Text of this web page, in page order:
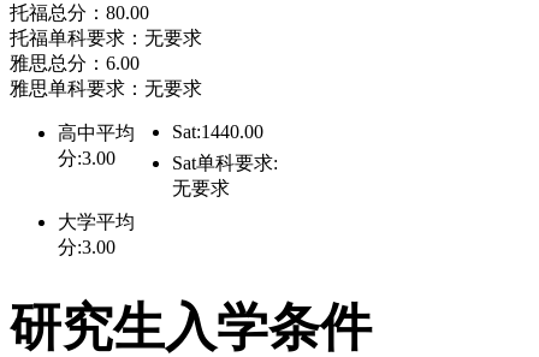
定期会有文化活动之外
院、体育设施及餐厅等
也很近，而且它的户外
岩、滑雪、高尔夫、露
事的休闲活动。
托福总分：80.00
托福单科要求：无要求
雅思总分：6.00
雅思单科要求：无要求
高中平均
分:3.00
Sat:1440.00
Sat单科要求:
无要求
大学平均
分:3.00
研究生入学条件